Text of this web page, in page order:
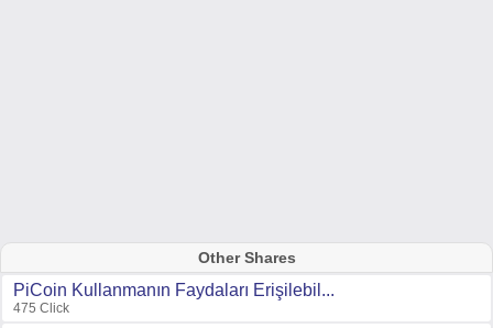
Other Shares
PiCoin Kullanmanın Faydaları Erişilebil...
475 Click